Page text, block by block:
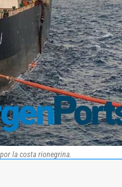
la costa rionegrina.